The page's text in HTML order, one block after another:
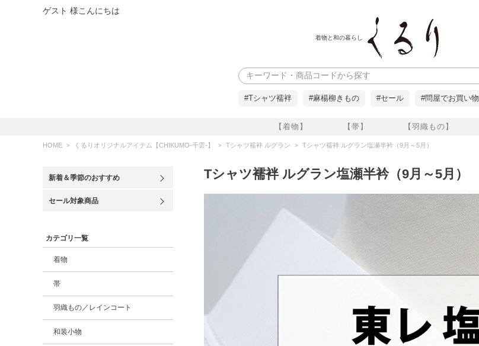
ゲスト 様こんにちは
着物と和の暮らし
【着物】 【帯】 【羽織もの】
検索
#Tシャツ襦袢 #麻楊柳きもの #セール #問屋でお買い物
HOME くるりオリジナルアイテム【CHIKUMO-千雲-】 Tシャツ襦袢 ルグラン Tシャツ襦袢 ルグラン塩瀬半衿（9月～5月）
新着＆季節のおすすめ
セール対象商品
カテゴリ一覧
着物
帯
羽織もの／レインコート
和装小物
Tシャツ襦袢 ルグラン塩瀬半衿（9月～5月）